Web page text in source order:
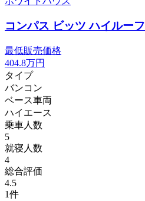
コンパス ビッツ ハイルーフ
最低販売価格
404.8万円
タイプ
バンコン
ベース車両
ハイエース
乗車人数
5
就寝人数
4
総合評価
4.5
1件